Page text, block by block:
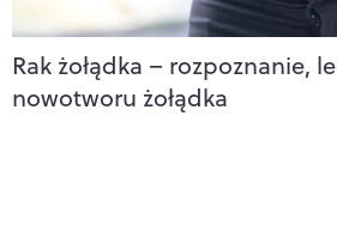
Rak żołądka – rozpoznanie,
nowotworu żołądka